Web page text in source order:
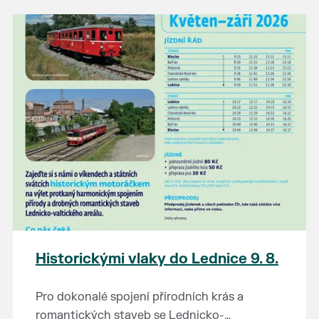
Prodejce prosíme tradičně o příchod 30
minut před začátkem, aby si vše na
prodejních místech stihli přichystat. Pokud
plánujete přijít a chcete rezervovat prodejní
místo, potvrďte prosím účast přes email
petr.vlasak@breclav.eu nebo zde v události,
ať víme, s kolika lidmi máme počítat. Počet
prodejních míst je omezen.
Těšíme se jako vždy!
Historickými vlaky do Lednice 9. 8.
Pro dokonalé spojení přírodních krás a
romantických staveb se Lednicko-